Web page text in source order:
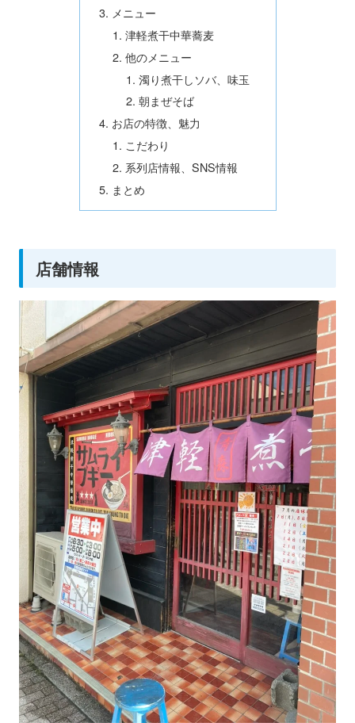
メニュー
津軽煮干中華蕎麦
他のメニュー
濁り煮干しソバ、味玉
朝まぜそば
お店の特徴、魅力
こだわり
系列店情報、SNS情報
まとめ
店舗情報